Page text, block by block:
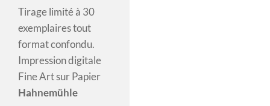
Tirage limité à 30
exemplaires tout
format confondu.
Impression digitale
Fine Art sur Papier
Hahnemühle